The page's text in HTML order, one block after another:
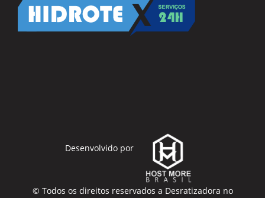
Desenvolvido por
© Todos os direitos reservados a Desratizadora no